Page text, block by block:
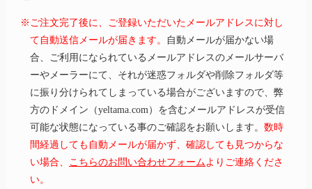
※ご注文完了後に、ご登録いただいたメールアドレスに対し
て自動送信メールが届きます。
自動メールが届かない場
合、ご利用になられているメールアドレスのメールサーバ
ーやメーラーにて、それが迷惑フォルダや削除フォルダ等
に振り分けられてしまっている場合がございますので、弊
方のドメイン（yeltama.com）を含むメールアドレスが受信
可能な状態になっている事のご確認をお願いします。 数時
間経過しても自動メールが届かず、確認しても見つからな
い場合、
こちらのお問い合わせフォーム よりご連絡くださ
い。